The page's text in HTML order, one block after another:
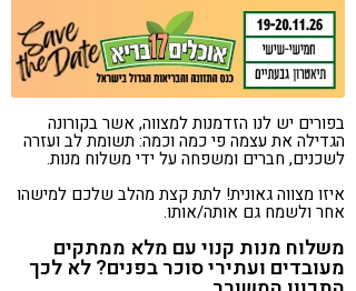
בפורים יש לנו הזדמנות למצווה, אשר בקורונה
הגדילה את עצמה פי כמה וכמה: תשומת לב ועזרה
לשכנים, חברים ומשפחה על ידי משלוח מנות.
איזו מצווה גאונית! לתת קצת מהלב שלכם למישהו
אחר ולשמח גם אותה/אותו.
משלוח מנות קנוי עם מלא ממתקים
מעובדים ועתירי סוכר בפנים? לא לכך